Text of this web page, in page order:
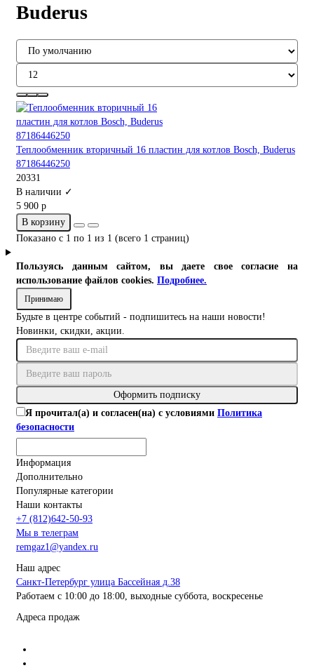
Buderus
Теплообменник вторичный 16 пластин для котлов Bosch, Buderus
87186446250
20331
В наличии ✓
5 900 р
В корзину
Показано с 1 по 1 из 1 (всего 1 страниц)
Пользуясь данным сайтом, вы даете свое согласие на
использование файлов cookies. Подробнее.
Принимаю
Будьте в центре событий - подпишитесь на наши новости!
Новинки, скидки, акции.
Оформить подписку
Я прочитал(а) и согласен(на) с условиями Политика
безопасности
Информация
Дополнительно
Популярные категории
Наши контакты
+7 (812)642-50-93
Мы в телеграм
remgaz1@yandex.ru
Наш адрес
Санкт-Петербург улица Бассейная д.38
Работаем с 10:00 до 18:00, выходные суббота, воскресенье
Адреса продаж